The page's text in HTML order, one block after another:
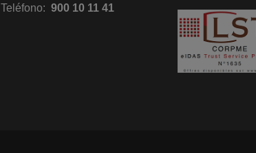
Teléfono:900 10 11 41